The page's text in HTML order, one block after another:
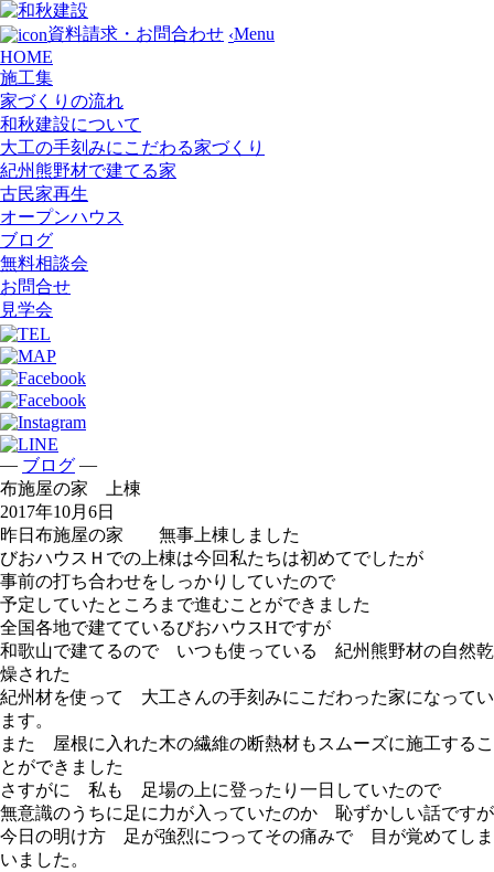
資料請求・お問合わせ ‹Menu
HOME
施工集
家づくりの流れ
和秋建設について
大工の手刻みにこだわる家づくり
紀州熊野材で建てる家
古民家再生
オープンハウス
ブログ
無料相談会
お問合せ
見学会
— ブログ —
布施屋の家 上棟
2017年10月6日
昨日布施屋の家 無事上棟しました
びおハウスＨでの上棟は今回私たちは初めてでしたが
事前の打ち合わせをしっかりしていたので
予定していたところまで進むことができました
全国各地で建てているびおハウスHですが
和歌山で建てるので いつも使っている 紀州熊野材の自然乾
燥された
紀州材を使って 大工さんの手刻みにこだわった家になってい
ます。
また 屋根に入れた木の繊維の断熱材もスムーズに施工するこ
とができました
さすがに 私も 足場の上に登ったり一日していたので
無意識のうちに足に力が入っていたのか 恥ずかしい話ですが
今日の明け方 足が強烈につってその痛みで 目が覚めてしま
いました。